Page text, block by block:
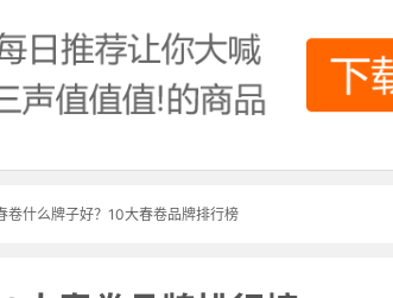
卷什么牌子好？10大春卷品牌排行榜